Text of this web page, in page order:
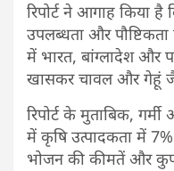
रिपोर्ट ने आगाह किया
उपलब्धता और
में भारत, बांग्लादेश और
खासकर चावल और गेहूं
रिपोर्ट के मुताबिक,
में कृषि उत्पादकता में
भोजन की कीमतें और